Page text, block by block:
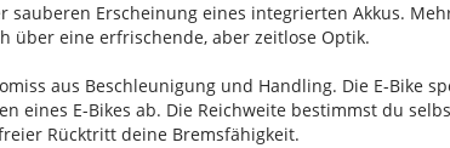
Erscheinung eines integrierten Akkus.
über eine erfrischende, aber zeitlose Optik.
aus Beschleunigung und Handling. Die E-Bike
eines E-Bikes ab. Die Reichweite bestimmst du
Rücktritt deine Bremsfähigkeit.